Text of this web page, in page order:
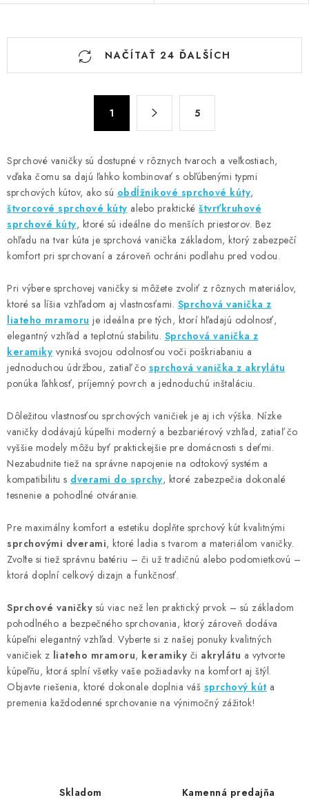
O
c
i
e
p
r
v
k
v
ý
p
i
s
u
NAČÍTAŤ 24 ĎALŠÍCH
á
n
k
o
v
a
n
e
1 5
Sprchové vaničky sú dostupné v rôznych tvaroch a veľkostiach,
vďaka čomu sa dajú ľahko kombinovať s obľúbenými typmi
sprchových kútov, ako sú obdĺžnikové sprchové kúty,
štvorcové sprchové kúty alebo praktické štvrťkruhové
sprchové kúty, ktoré sú ideálne do menších priestorov. Bez
ohľadu na tvar kúta je sprchová vanička základom, ktorý zabezpečí
komfort pri sprchovaní a zároveň ochráni podlahu pred vodou.
Pri výbere sprchovej vaničky si môžete zvoliť z rôznych materiálov,
ktoré sa líšia vzhľadom aj vlastnosťami. Sprchová vanička z
liateho mramoru je ideálna pre tých, ktorí hľadajú odolnosť,
elegantný vzhľad a teplotnú stabilitu. Sprchová vanička z
keramiky vyniká svojou odolnosťou voči poškriabaniu a
jednoduchou údržbou, zatiaľ čo sprchová vanička z akrylátu
ponúka ľahkosť, príjemný povrch a jednoduchú inštaláciu.
Dôležitou vlastnosťou sprchových vaničiek je aj ich výška. Nízke
vaničky dodávajú kúpeľni moderný a bezbariérový vzhľad, zatiaľ čo
vyššie modely môžu byť praktickejšie pre domácnosti s deťmi.
Nezabudnite tiež na správne napojenie na odtokový systém a
kompatibilitu s dverami do sprchy, ktoré zabezpečia dokonalé
tesnenie a pohodlné otváranie.
Pre maximálny komfort a estetiku doplňte sprchový kút kvalitnými
sprchovými dverami, ktoré ladia s tvarom a materiálom vaničky.
Zvoľte si tiež správnu batériu – či už tradičnú alebo podomietkovú –
ktorá doplní celkový dizajn a funkčnosť.
Sprchové vaničky sú viac než len praktický prvok – sú základom
pohodlného a bezpečného sprchovania, ktorý zároveň dodáva
kúpeľni elegantný vzhľad. Vyberte si z našej ponuky kvalitných
vaničiek z liateho mramoru, keramiky či akrylátu a vytvorte
kúpeľňu, ktorá splní všetky vaše požiadavky na komfort aj štýl.
Objavte riešenia, ktoré dokonale doplnia váš sprchový kút a
premenia každodenné sprchovanie na výnimočný zážitok!
Skladom Kamenná predajňa